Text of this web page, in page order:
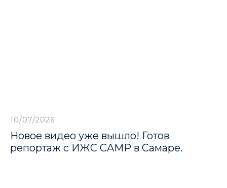
10/07/2026
Новое видео уже вышло! Готов
репортаж с ИЖС CAMP в Самаре.